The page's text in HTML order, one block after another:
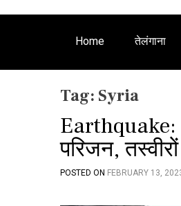
Home तेलंगाना
Tag: Syria
Earthquake:
परिजन,
POSTED ON FEBRUARY 13,